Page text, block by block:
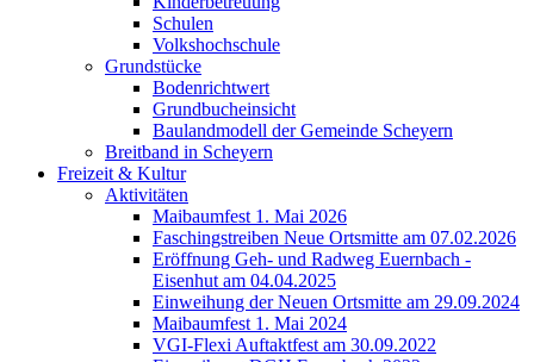
Schulen
Volkshochschule
Grundstücke
Bodenrichtwert
Grundbucheinsicht
Baulandmodell der Gemeinde Scheyern
Breitband in Scheyern
Freizeit & Kultur
Aktivitäten
Maibaumfest 1. Mai 2026
Faschingstreiben Neue Ortsmitte am 07.02.2026
Eröffnung Geh- und Radweg Euernbach -
Eisenhut am 04.04.2025
Einweihung der Neuen Ortsmitte am 29.09.2024
Maibaumfest 1. Mai 2024
VGI-Flexi Auftaktfest am 30.09.2022